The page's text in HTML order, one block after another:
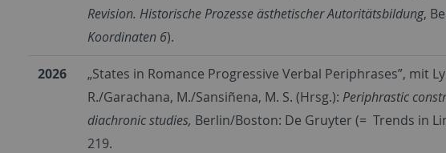
Revision. Historische Prozesse ästhetischer Autoritätsbildung,
Koordinaten 6).
2026
„States in Romance Progressive Verbal Periphrases”, mit
R./Garachana, M./Sansiñena, M. S. (Hrsg.): Periphrastic
diachronic studies, Berlin/Boston: De Gruyter (= Trends in
219.